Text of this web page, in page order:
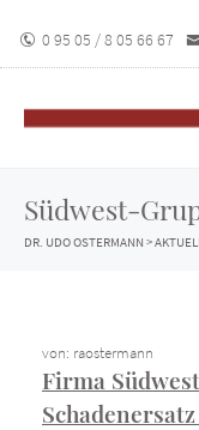
0 95 05 / 8 05 66 67
Südwest-
DR. UDO OSTERMANN >
von: raostermann
Firma